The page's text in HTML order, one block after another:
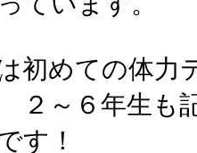
初めての体力
２～６年生も
す！